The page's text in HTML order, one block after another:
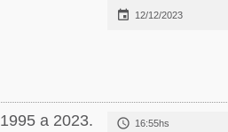
 12/12/2023
a 2023.  16:55hs